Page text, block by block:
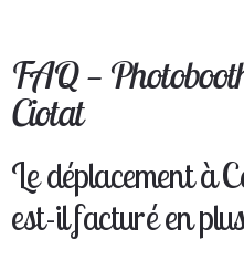
FAQ —
Ciotat
Le déplacement à
est-il facturé en